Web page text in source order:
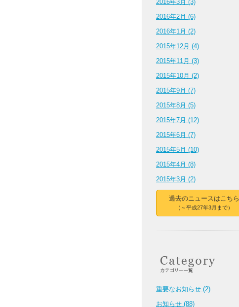
2016年3月 (3)
2016年2月 (6)
2016年1月 (2)
2015年12月 (4)
2015年11月 (3)
2015年10月 (2)
2015年9月 (7)
2015年8月 (5)
2015年7月 (12)
2015年6月 (7)
2015年5月 (10)
2015年4月 (8)
2015年3月 (2)
過去のニュースはこちら
（～平成27年3月まで）
重要なお知らせ (2)
お知らせ (88)